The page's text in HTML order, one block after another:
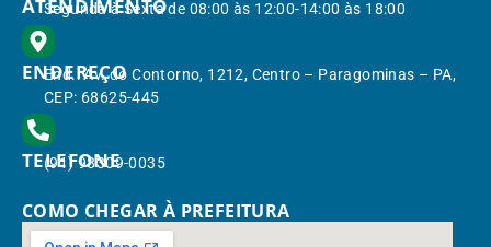
ATENDIMENTO
Segunda à Sexta de 08:00 às 12:00-14:00 às 18:00
ENDEREÇO
End.: Av. do Contorno, 1212, Centro – Paragominas – PA,
CEP: 68625-445
TELEFONE
(91) 98309-0035
COMO CHEGAR À PREFEITURA